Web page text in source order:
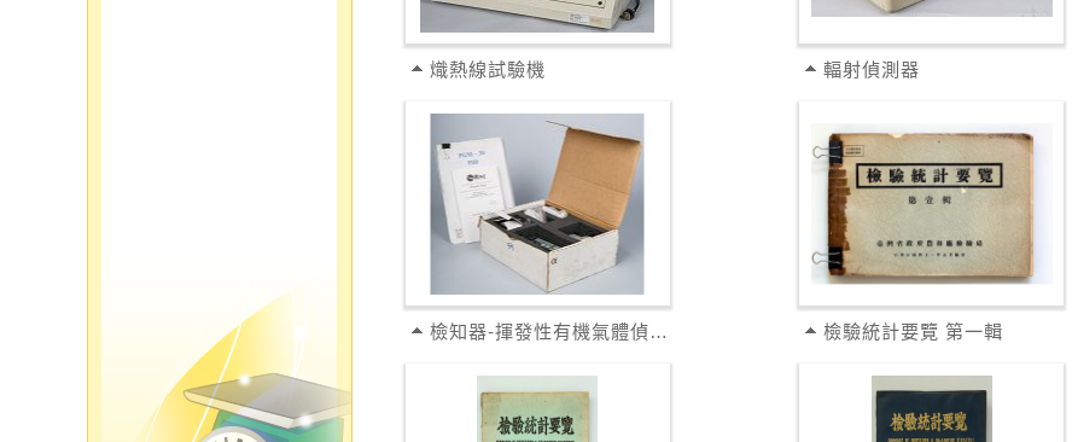
熾熱線試驗機 輻射偵測器
檢知器-揮發性有機氣體偵測器 檢驗統計要覽 第一輯